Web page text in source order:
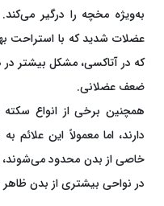
به‌ویژه مخچه را درگیر
عضلات شدید که با استراحت
که در آتاکسی، مشکل بیشتر
ضعف عضلانی.
همچنین برخی از انواع سکته
دارند، اما معمولاً این
خاصی از بدن محدود
در نواحی بیشتری از بدن